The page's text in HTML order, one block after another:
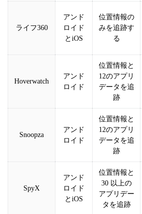
ライフ360
アンド
ロイド
とiOS
位置情報の
みを追跡す
る
Hoverwatch
アンド
ロイド
位置情報と
12のアプリ
データを追
跡
Snoopza
アンド
ロイド
位置情報と
12のアプリ
データを追
跡
SpyX
アンド
ロイド
とiOS
位置情報と
30 以上の
アプリデー
タを追跡